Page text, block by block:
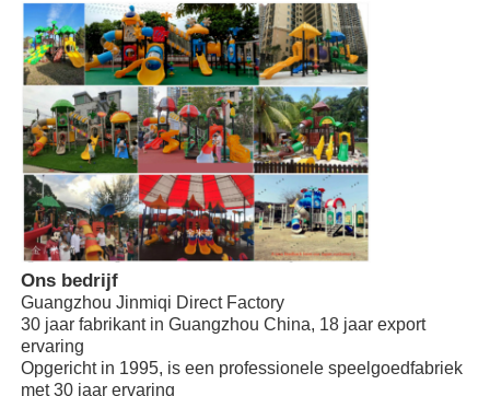
Waterparkapparatuur
Spelplaats voor touwklimmen
houten speeltuinmateriaal
Ons bedrijf
Guangzhou Jinmiqi Direct Factory
30 jaar fabrikant in Guangzhou China, 18 jaar export
ervaring
Opgericht in 1995, is een professionele speelgoedfabriek
met 30 jaar ervaring